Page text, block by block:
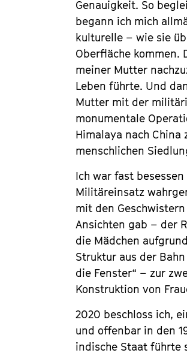
Genauigkeit. So
begann ich mich
kulturelle – wie sie
Oberfläche kommen.
meiner Mutter
Leben führte. Und
Mutter mit der
monumentale
Himalaya nach
menschlichen
Ich war fast
Militäreinsatz
mit den
Ansichten gab – der
die Mädchen
Struktur aus der
die Fenster“ – zur
Konstruktion von
2020 beschloss ich,
und offenbar in den
indische Staat führte